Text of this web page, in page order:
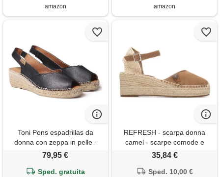
sandali estive lacci
amazon amazon
Toni Pons espadrillas da
donna con zeppa in pelle -
bernia-p - nero, 35 eu
79,95 €
Sped. gratuita
REFRESH - scarpa donna
camel - scarpe comode e
versatili - moda casual -
38)
35,84 €
Sped. 10,00 €